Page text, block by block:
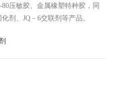
压敏胶、金属橡塑特种胶，同
剂、JQ－6交联剂等产品。